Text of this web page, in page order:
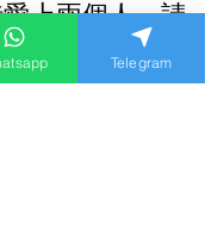
上兩個人，請選
心理學家談出軌
係盲點
Telegram